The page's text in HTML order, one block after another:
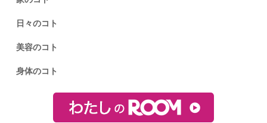
日々のコト
美容のコト
身体のコト